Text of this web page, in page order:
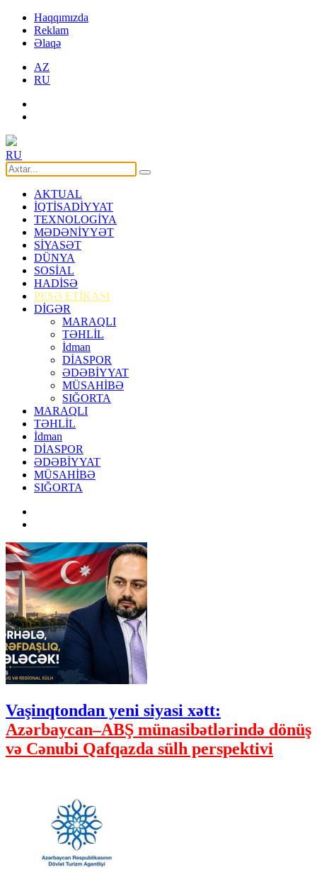
Haqqımızda
Reklam
Əlaqə
AZ
RU
RU
AKTUAL
İQTİSADİYYAT
TEXNOLOGİYA
MƏDƏNİYYƏT
SİYASƏT
DÜNYA
SOSİAL
HADİSƏ
PEŞƏ ETİKASI
DİGƏR
MARAQLI
TƏHLİL
İdman
DİASPOR
ƏDƏBİYYAT
MÜSAHİBƏ
SIĞORTA
MARAQLI
TƏHLİL
İdman
DİASPOR
ƏDƏBİYYAT
MÜSAHİBƏ
SIĞORTA
Vaşinqtondan yeni siyasi xətt:
Azərbaycan–ABŞ münasibətlərində dönüş
və Cənubi Qafqazda sülh perspektivi